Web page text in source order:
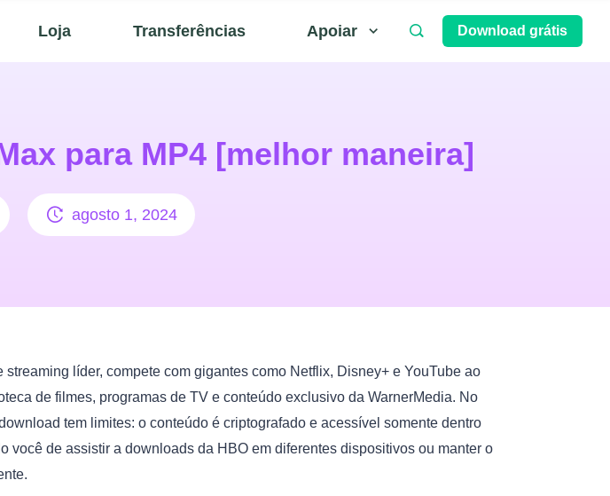
Loja Transferências Apoiar Download grátis
para MP4 [melhor maneira]
agosto 1, 2024
streaming líder, compete com gigantes como Netflix, Disney+ e YouTube ao
de filmes, programas de TV e conteúdo exclusivo da WarnerMedia. No
tem limites: o conteúdo é criptografado e acessível somente dentro
você de assistir a downloads da HBO em diferentes dispositivos ou manter o